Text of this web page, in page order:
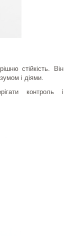
стійкість. Він
і діями.
контроль і